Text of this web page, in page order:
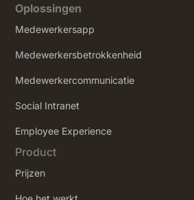
Oplossingen
Medewerkersapp
Medewerkersbetrokkenheid
Medewerkercommunicatie
Social Intranet
‍Employee Experience
Product
Prijzen